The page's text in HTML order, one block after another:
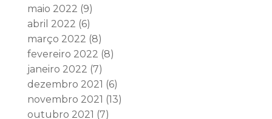
maio 2022 (9)
abril 2022 (6)
março 2022 (8)
fevereiro 2022 (8)
janeiro 2022 (7)
dezembro 2021 (6)
novembro 2021 (13)
outubro 2021 (7)